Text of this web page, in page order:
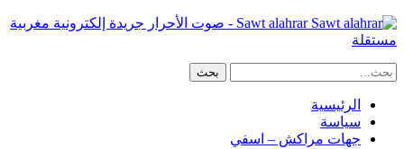
Sawt alahrar - صوت الأحرار جريدة إلكترونية مغربية
مستقلة
الرئيسية
سياسة
جهات مراكش – اسفي